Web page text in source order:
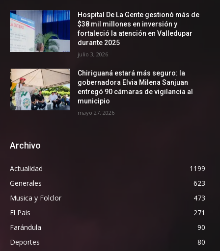
Hospital De La Gente gestionó más de
$38 mil millones en inversión y
fortaleció la atención en Valledupar
durante 2025
julio 3, 2026
Chiriguaná estará más seguro: la
gobernadora Elvia Milena Sanjuan
entregó 90 cámaras de vigilancia al
municipio
mayo 27, 2026
Archivo
Actualidad
1199
Generales
623
Musica y Folclor
473
El Pais
271
Farándula
90
Deportes
80